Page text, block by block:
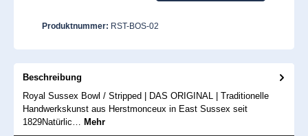
Produktnummer: RST-BOS-02
Beschreibung
Royal Sussex Bowl / Stripped | DAS ORIGINAL | Traditionelle
Handwerkskunst aus Herstmonceux in East Sussex seit
1829Natürlic… Mehr